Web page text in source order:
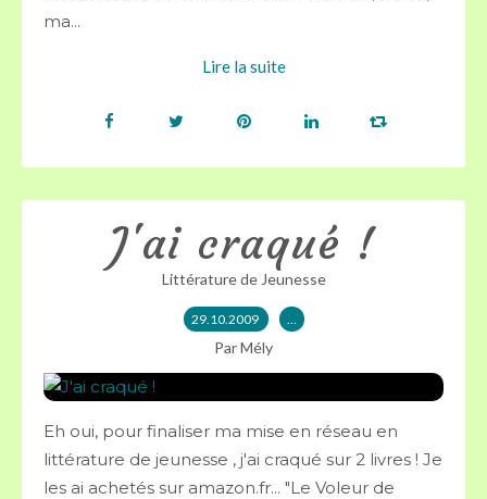
ma...
Lire la suite
J'ai craqué !
Littérature de Jeunesse
29.10.2009 …
Par Mély
Eh oui, pour finaliser ma mise en réseau en
littérature de jeunesse , j'ai craqué sur 2 livres ! Je
les ai achetés sur amazon.fr... "Le Voleur de